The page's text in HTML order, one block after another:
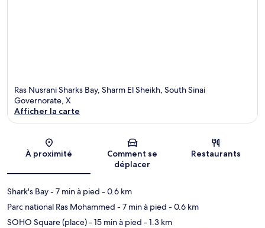
Ras Nusrani Sharks Bay, Sharm El Sheikh, South Sinai
Governorate, X
Afficher la carte
À proximité
Comment se
déplacer
Restaurants
Shark's Bay- 7 min à pied - 0.6 km
Parc national Ras Mohammed - 7 min à pied - 0.6 km
SOHO Square (place)- 15 min à pied - 1.3 km